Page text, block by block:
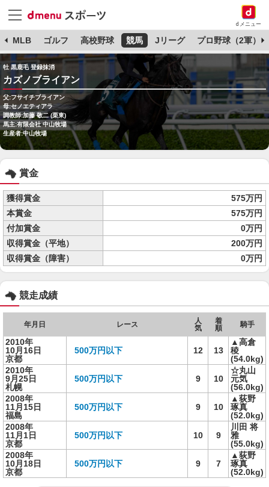
dメニュー
MLB ゴルフ 高校野球 競馬 Jリーグ プロ野球（2軍）
牡 黒鹿毛 登録抹消
カズノブライアン
父:フサイチブライアン
母:セノエティアラ
調教師:加藤 敬二 (栗東)
馬主:有限会社 中山牧場
生産者:中山牧場
賞金
獲得賞金
575万円
本賞金
575万円
付加賞金
0万円
収得賞金（平地）
200万円
収得賞金（障害）
0万円
競走成績
年月日 レース
人
気
着
順
騎手
2010年
10月16日
京都
500万円以下 12 13
▲高倉
稜
(54.0kg)
2010年
9月25日
札幌
500万円以下 9 10
☆丸山
元気
(56.0kg)
2008年
11月15日
福島
500万円以下 9 10
▲荻野
琢真
(52.0kg)
2008年
11月1日
京都
500万円以下 10 9
川田 将
雅
(55.0kg)
2008年
10月18日
京都
500万円以下 9 7
▲荻野
琢真
(52.0kg)